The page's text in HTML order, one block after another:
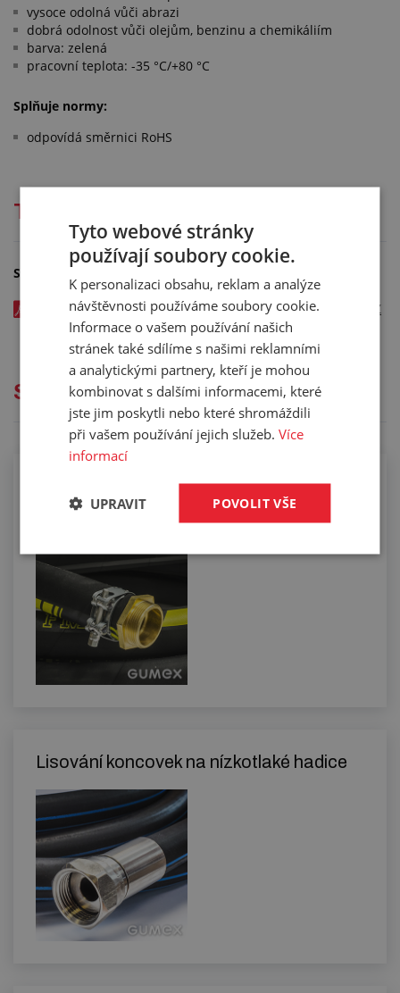
vysoce odolná vůči abrazi
dobrá odolnost vůči olejům, benzinu a chemikáliím
barva: zelená
pracovní teplota: -35 °C/+80 °C
Splňuje normy:
odpovídá směrnici RoHS
Technická dokumentace
Soubory ke stažení
Hadice NORFLEX® PUR 441 ROBOTIC - katalogový list v CZ
- kód: 05242xxx
Služby
Kompletace hadic koncovkami pomocí
spon
Lisování koncovek na nízkotlaké hadice
Tyto webové stránky
používají soubory cookie.
K personalizaci obsahu, reklam a analýze
návštěvnosti používáme soubory cookie.
Informace o vašem používání našich
stránek také sdílíme s našimi reklamními
a analytickými partnery, kteří je mohou
kombinovat s dalšími informacemi, které
jste jim poskytli nebo které shromáždili
při vašem používání jejich služeb.Více
informací
POVOLIT VŠE
UPRAVIT